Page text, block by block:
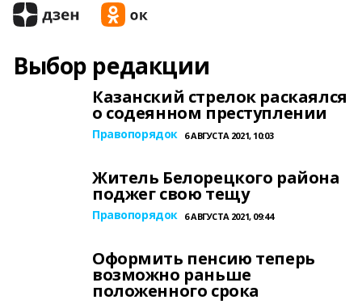
Выбор редакции
Казанский стрелок раскаялся
о содеянном преступлении
Правопорядок 6 АВГУСТА 2021, 10:03
Житель Белорецкого района
поджег свою тещу
Правопорядок 6 АВГУСТА 2021, 09:44
Оформить пенсию теперь
возможно раньше
положенного срока